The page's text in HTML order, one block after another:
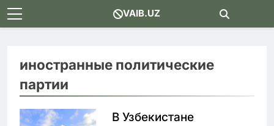
Skip
to
VAIB.UZ
иностранные политические
партии
В Узбекистане